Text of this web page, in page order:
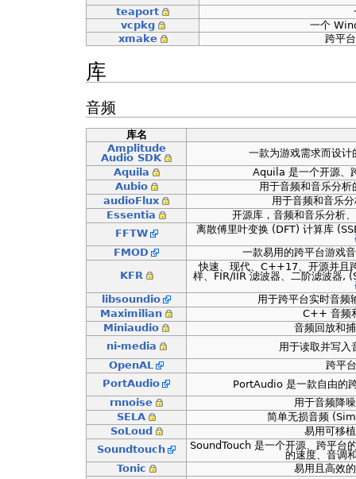
teaport
vcpkg
一个
xmake
跨平
库
音频
库名
Amplitude
Audio SDK
一款为游戏需求而设
Aquila
Aquila 是一个开源、
Aubio
用于音频和音乐分
audioFlux
用于音频和音乐
Essentia
开源库，音频和音乐分析
FFTW
离散傅里叶变换 (DFT) 计算库
FMOD
一款易用的跨平台游戏
KFR
快速、现代、C++17、开源并且
样、FIR/IIR 滤波器、二阶滤波器,
libsoundio
用于跨平台实时音频
Maximilian
C++ 音频
Miniaudio
音频回放和
ni-media
用于读取并写
OpenAL
跨平
PortAudio
PortAudio 是一款自由的
rnnoise
用于音频降
SELA
简单无损音频
SoLoud
易用可移
Soundtouch
SoundTouch 是一个开源、跨平台
的速度、音调
Tonic
易用且高效